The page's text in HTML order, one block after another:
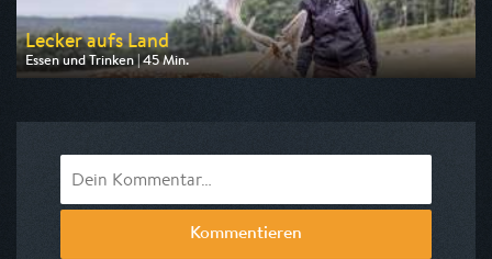
Lecker aufs Land
Essen und Trinken | 45 Min.
Ausgestrahlt von SWR
Kommentieren